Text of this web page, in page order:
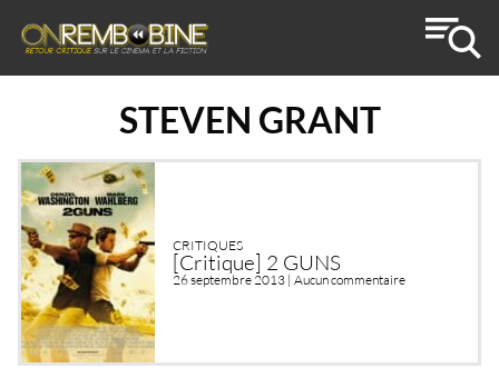
STEVEN GRANT
CRITIQUES
[Critique] 2 GUNS
26 septembre 2013 | Aucun commentaire